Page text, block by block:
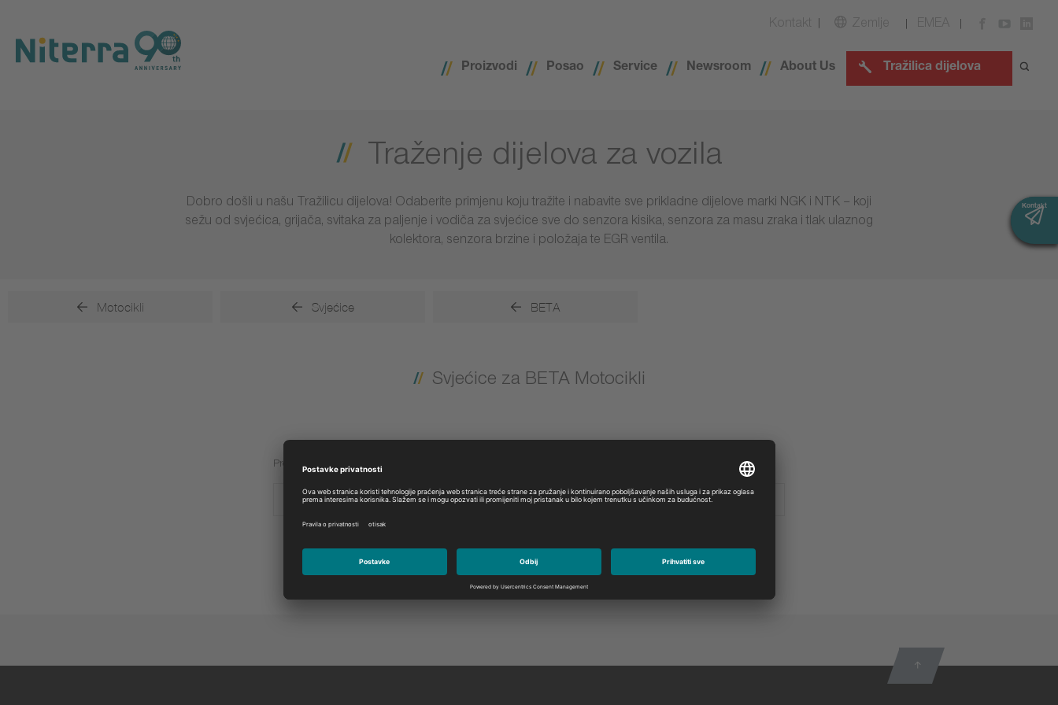
main
navigation
main
content
footer
Kontakt Zemlje EMEA
Proizvodi Posao Service Newsroom About Us Tražilica dijelova
Traženje dijelova za vozila
Dobro došli u našu Tražilicu dijelova! Odaberite primjenu koju tražite i nabavite sve prikladne dijelove marki NGK i NTK – koji
sežu od svjećica, grijača, svitaka za paljenje i vodiča za svjećice sve do senzora kisika, senzora za masu zraka i tlak ulaznog
kolektora, senzora brzine i položaja te EGR ventila.
Motocikli Svjećice BETA
Svjećice za BETA Motocikli
Proizvođač:
BETA Odaberite
Kontakt
Kontakt